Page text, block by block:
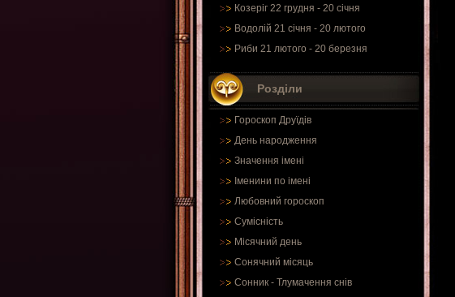
Козеріг 22 грудня - 20 січня
Водолій 21 січня - 20 лютого
Риби 21 лютого - 20 березня
Розділи
Гороскоп Друїдів
День народження
Значення імені
Іменини по імені
Любовний гороскоп
Сумісність
Місячний день
Сонячний місяць
Сонник - Тлумачення снів